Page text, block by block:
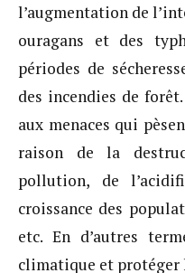
l’augmentation de
ouragans et des
périodes de
des incendies de
aux menaces qui
raison de la
pollution, de
croissance des
etc. En d’autres
climatique et protéger